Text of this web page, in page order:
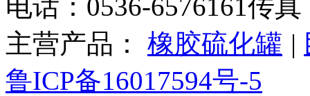
电话：0536-6576161传真
主营产品： 橡胶硫化罐 |
鲁ICP备16017594号-5